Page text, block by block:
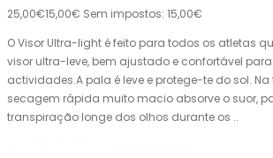
25,00€15,00€ Sem impostos: 15,00€
O Visor Ultra-light é feito para todos os atletas
visor ultra-leve, bem ajustado e confortável
actividades.A pala é leve e protege-te do sol.
secagem rápida muito macio absorve o suor,
transpiração longe dos olhos durante os ..